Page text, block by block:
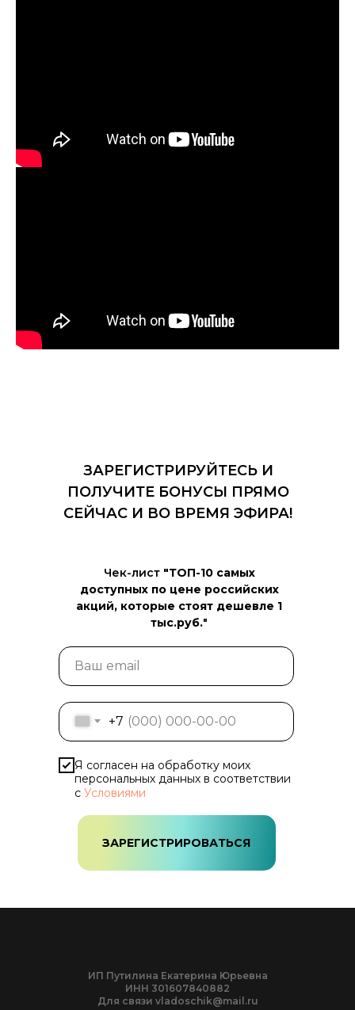
Ваш email
+7
Я согласен на обработку моих
персональных данных в соответствии
с Условиями
ЗАРЕГИСТРИРОВАТЬСЯ
ЗАРЕГИСТРИРУЙТЕСЬ И
ПОЛУЧИТЕ БОНУСЫ ПРЯМО
СЕЙЧАС И ВО ВРЕМЯ ЭФИРА!
Чек-лист "ТОП-10 самых
доступных по цене российских
акций, которые стоят дешевле 1
тыс.руб."
ИП Путилина Екатерина Юрьевна
ИНН 301607840882
Для связи vladoschik@mail.ru